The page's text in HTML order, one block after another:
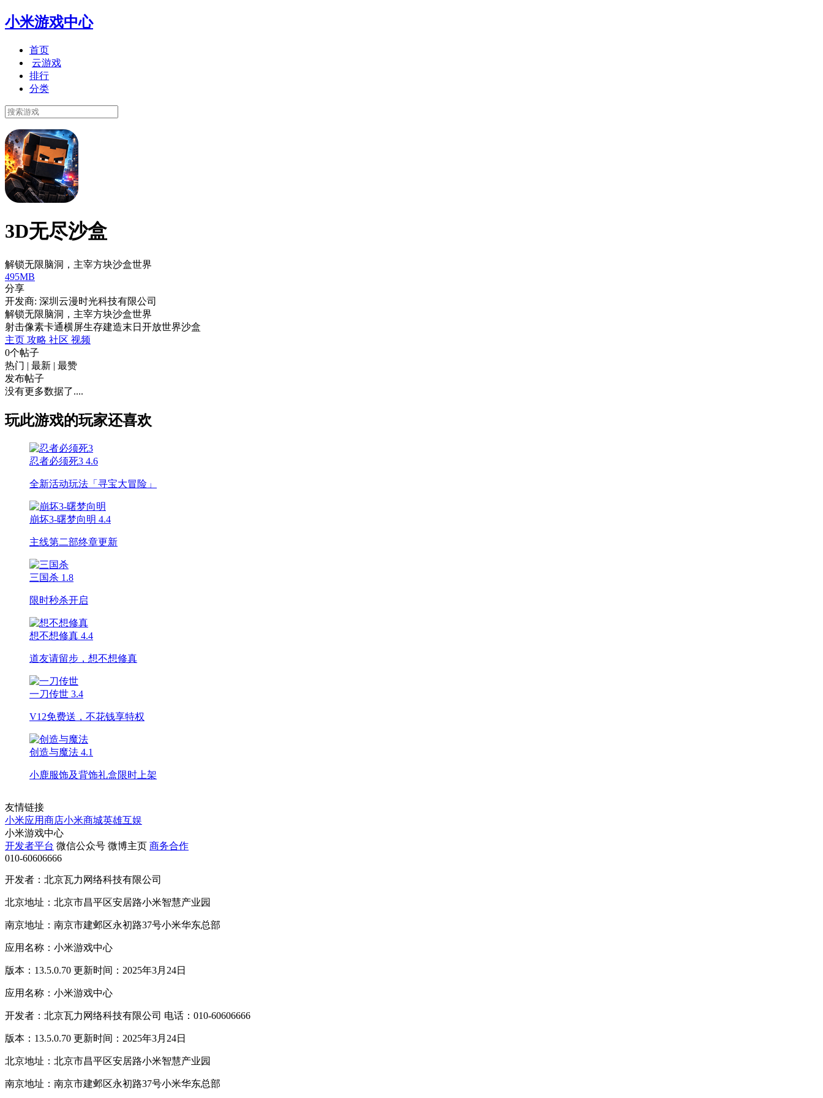
小米游戏中心
首页
云游戏
排行
分类
3D无尽沙盒
解锁无限脑洞，主宰方块沙盒世界
495MB
分享
开发商: 深圳云漫时光科技有限公司
解锁无限脑洞，主宰方块沙盒世界
射击像素卡通横屏生存建造末日 开放世界沙盒
主页 攻略 社区 视频
0个帖子
热门 | 最新 | 最赞
发布帖子
没有更多数据了....
玩此游戏的玩家还喜欢
忍者必须死3 4.6
全新活动玩法「寻宝大冒险」
崩坏3-曙梦向明 4.4
主线第二部终章更新
三国杀 1.8
限时秒杀开启
想不想修真 4.4
道友请留步，想不想修真
一刀传世 3.4
V12免费送，不花钱享特权
创造与魔法 4.1
小鹿服饰及背饰礼盒限时上架
友情链接
小米应用商店小米商城英雄互娱
小米游戏中心
开发者平台 微信公众号 微博主页 商务合作
010-60606666
开发者：北京瓦力网络科技有限公司
北京地址：北京市昌平区安居路小米智慧产业园
南京地址：南京市建邺区永初路37号小米华东总部
应用名称：小米游戏中心
版本：13.5.0.70 更新时间：2025年3月24日
应用名称：小米游戏中心
开发者：北京瓦力网络科技有限公司 电话：010-60606666
版本：13.5.0.70 更新时间：2025年3月24日
北京地址：北京市昌平区安居路小米智慧产业园
南京地址：南京市建邺区永初路37号小米华东总部